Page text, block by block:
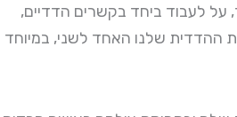
על לעבוד ביחד בקשרים הדדיים,
ההדדית שלנו האחד לשני, במיוחד